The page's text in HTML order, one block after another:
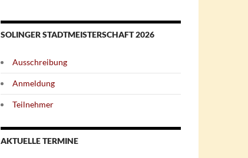
SOLINGER STADTMEISTERSCHAFT 2026
Ausschreibung
Anmeldung
Teilnehmer
AKTUELLE TERMINE